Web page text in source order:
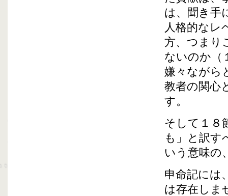
は、聞き手
人格的なレ
方、つまり
ないのか（
嫌々ながら
教者の関心
す。
そして１８
も」と訳
いう意味の
申命記には
は存在しま